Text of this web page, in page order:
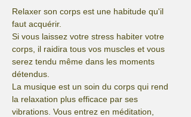
Relaxer son corps est une habitude qu'il
faut acquérir.
Si vous laissez votre stress habiter votre
corps, il raidira tous vos muscles et vous
serez tendu même dans les moments
détendus.
La musique est un soin du corps qui rend
la relaxation plus efficace par ses
vibrations. Vous entrez en méditation,